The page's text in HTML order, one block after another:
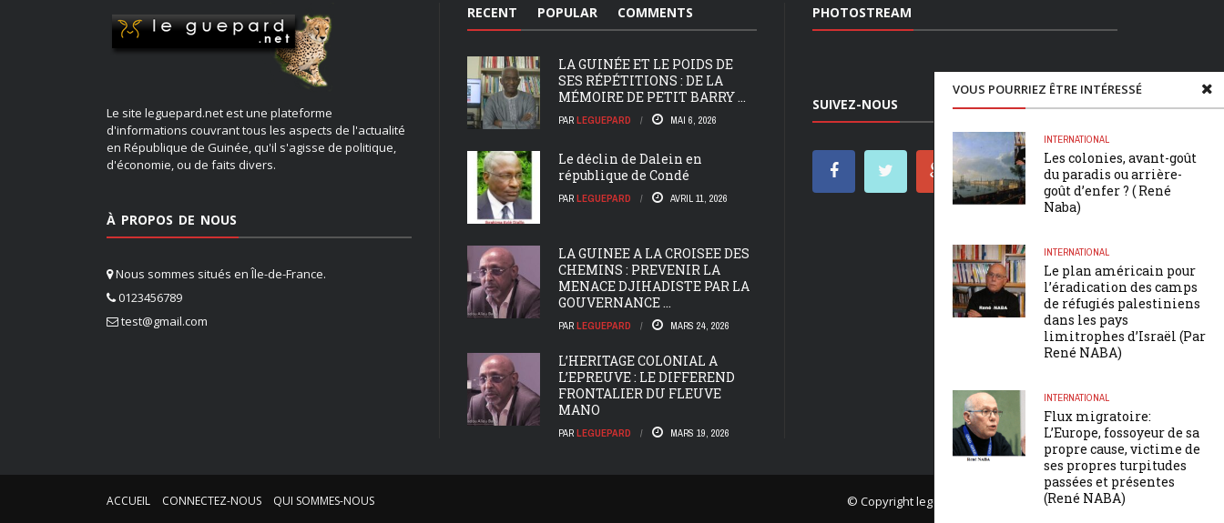
VOUS POURRIEZ ÊTRE INTÉRESSÉ
INTERNATIONAL
Les colonies, avant-goût
du paradis ou arrière-
goût d’enfer ? ( René
Naba)
INTERNATIONAL
Le plan américain pour
l’éradication des camps
de réfugiés palestiniens
dans les pays
limitrophes d’Israël (Par
René NABA)
INTERNATIONAL
Flux migratoire:
L’Europe, fossoyeur de sa
propre cause, victime de
ses propres turpitudes
passées et présentes
(René NABA)
Le site leguepard.net est une plateforme
d'informations couvrant tous les aspects de l'actualité
en République de Guinée, qu'il s'agisse de politique,
d'économie, ou de faits divers.
À PROPOS DE NOUS
Nous sommes situés en Île-de-France.
0123456789
test@gmail.com
RECENT POPULAR COMMENTS
LA GUINÉE ET LE POIDS DE
SES RÉPÉTITIONS : DE LA
MÉMOIRE DE PETIT BARRY ...
PAR LEGUEPARD MAI 6, 2026
Le déclin de Dalein en
république de Condé
PAR LEGUEPARD AVRIL 11, 2026
LA GUINEE A LA CROISEE DES
CHEMINS : PREVENIR LA
MENACE DJIHADISTE PAR LA
GOUVERNANCE ...
PAR LEGUEPARD MARS 24, 2026
L’HERITAGE COLONIAL A
L’EPREUVE : LE DIFFEREND
FRONTALIER DU FLEUVE
MANO
PAR LEGUEPARD MARS 19, 2026
PHOTOSTREAM
SUIVEZ-NOUS
ACCUEIL CONNECTEZ-NOUS QUI SOMMES-NOUS © Copyrightleguepard.net . Tous droits réservés.